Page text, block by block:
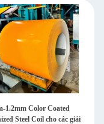
1.2mm Color Coated
Steel Coil cho các giải